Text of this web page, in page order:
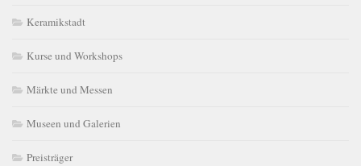
Keramikstadt
Kurse und Workshops
Märkte und Messen
Museen und Galerien
Preisträger